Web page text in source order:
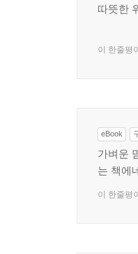
따뜻한
이 한줄평
eBook
가벼운
는 책에
이 한줄평